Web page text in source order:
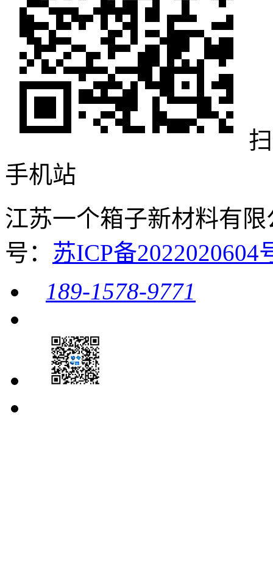
手机站
江苏一个箱子新材料有
号： 苏ICP备2022020604
189-1578-9771